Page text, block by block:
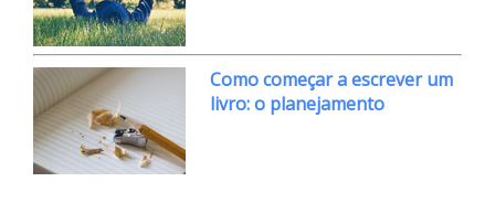
Como começar a escrever um
livro: o planejamento